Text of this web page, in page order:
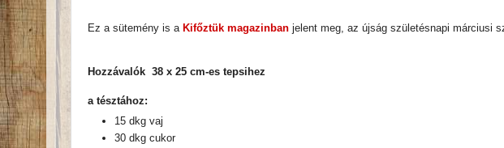
Ez a sütemény is aKifőztük magazinban jelent meg, az újság születésnapi márciusi
Hozzávalók 38 x 25 cm-es tepsihez
a tésztához:
15 dkg vaj
30 dkg cukor